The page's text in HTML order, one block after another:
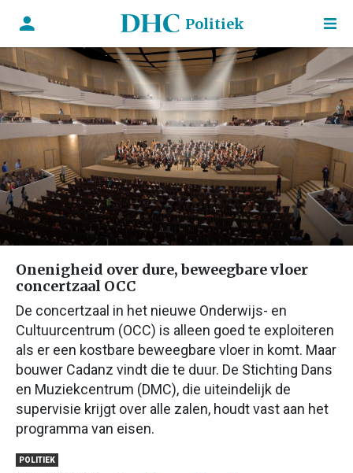
Politiek
Onenigheid over dure, beweegbare vloer
concertzaal OCC
De concertzaal in het nieuwe Onderwijs- en
Cultuurcentrum (OCC) is alleen goed te exploiteren
als er een kostbare beweegbare vloer in komt. Maar
bouwer Cadanz vindt die te duur. De Stichting Dans
en Muziekcentrum (DMC), die uiteindelijk de
supervisie krijgt over alle zalen, houdt vast aan het
programma van eisen.
POLITIEK